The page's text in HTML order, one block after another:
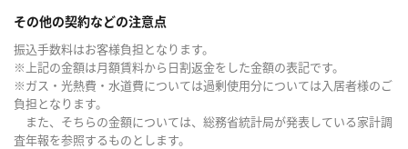
その他の契約などの注意点
振込手数料はお客様負担となります。
※上記の金額は月額賃料から日割返金をした金額の表記です。
※ガス・光熱費・水道費については過剰使用分については入居者様のご
負担となります。
また、そちらの金額については、総務省統計局が発表している家計調
査年報を参照するものとします。